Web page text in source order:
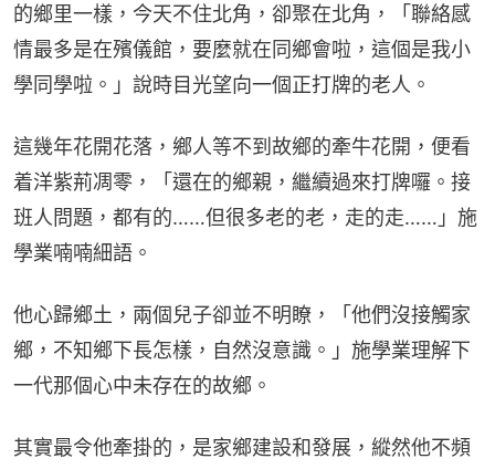
的鄉里一樣，今天不住北角，卻聚在北角，「聯絡感
情最多是在殯儀館，要麼就在同鄉會啦，這個是我小
學同學啦。」說時目光望向一個正打牌的老人。
這幾年花開花落，鄉人等不到故鄉的牽牛花開，便看
着洋紫荊凋零，「還在的鄉親，繼續過來打牌囉。接
班人問題，都有的……但很多老的老，走的走……」施
學業喃喃細語。
他心歸鄉土，兩個兒子卻並不明瞭，「他們沒接觸家
鄉，不知鄉下長怎樣，自然沒意識。」施學業理解下
一代那個心中未存在的故鄉。
其實最令他牽掛的，是家鄉建設和發展，縱然他不頻